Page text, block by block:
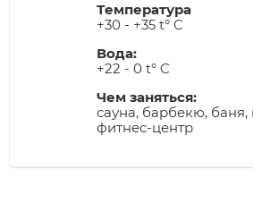
Температура
+30 - +35 t° C
Вода:
+22 - 0 t° C
Чем заняться:
сауна, барбекю, баня,
фитнес-центр